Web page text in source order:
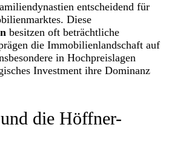
entscheidend für
Diese
besitzen oft beträchtliche
die Immobilienlandschaft auf
in Hochpreislagen
Investment ihre Dominanz
die Höffner-